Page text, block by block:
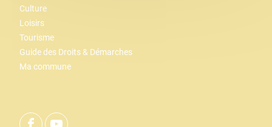
Culture
Loisirs
Tourisme
Guide des Droits & Démarches
Ma commune